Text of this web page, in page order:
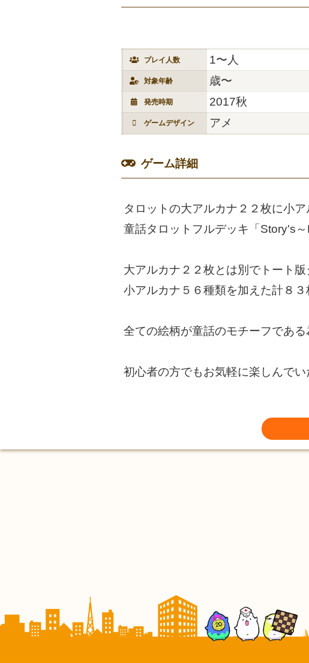
プレイ人数 1〜人
対象年齢 歳〜
発売時期 2017秋
ゲームデザイン アメ
ゲーム詳細
タロットの大アルカナ２２枚に小
童話タロットフルデッキ「Story's
大アルカナ２２枚とは別でトート
小アルカナ５６種類を加えた計８３
全ての絵柄が童話のモチーフであ
初心者の方でもお気軽に楽しんでい